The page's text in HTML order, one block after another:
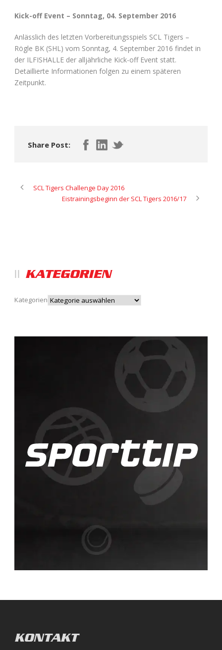
Kick-off Event – Sonntag, 04. September 2016
Anlässlich des letzten Vorbereitungsspiels SCL Tigers –
Rögle BK (SHL) vom Sonntag, 4. September 2016 findet in
der ILFISHALLE der alljährliche Kick-off Event statt.
Detaillierte Informationen folgen zu einem späteren
Zeitpunkt.
Share Post:
SCL Tigers Challenge Day 2016
Eistrainingsbeginn der SCL Tigers 2016/17
KATEGORIEN
Kategorien
KONTAKT